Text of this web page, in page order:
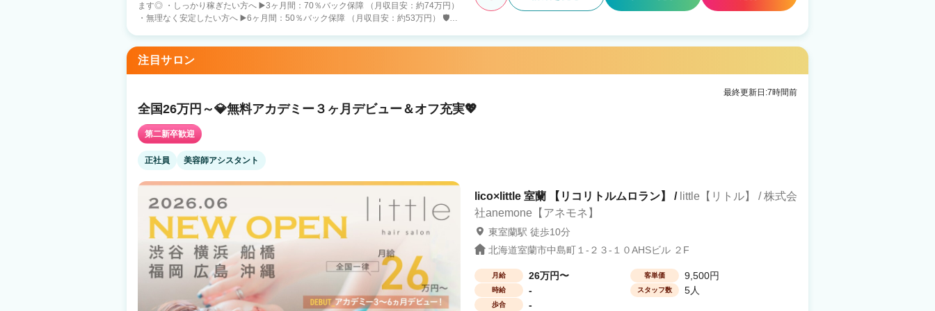
ます◎ ・しっかり稼ぎたい方へ ▶️3ヶ月間：70％バック保障 （月収目安：約74万円）
・無理なく安定したい方へ ▶️6ヶ月間：50％バック保障 （月収目安：約53万円） 🛡️入
選べる安心サポート✨ 🍀安心の報酬保証🍀 フリー：40％バック 指名 ：50％バック
面貸 ：60％バック 総売上100万（税込）超えると報酬5％UP 100万超えるスタッフ
でボーナスまたは社員旅行制度アリ（韓国予定） 💠お休み 【自由出勤】です♪ ・月６
日 👉 しっかり収入を得たい方 ・月10日 👉 プライベートとのバランスを重視してい
る方 ・月15日 👉 自分らしいペースで安定して働きたい方 ➡️人生をより豊かにできる
環境を整えております🤝 🔄️正社員 ⇔ 業務委託 切り替えOK ✔️まずは正社員で安定 ✔️
慣れたら業務委託に挑戦 ➡️ライフステージが変わっても続けられます 📩【オンライン
でもOK】【履歴書不要】 まずは見学・ご相談だけでもOK！ お気軽にご応募ください
✨ 無理なく、でもちゃんと稼げる。 そんな働き方を探している方へ。 little【リトル】
注目サロン
最終更新日:7時間前
全国26万円～💎無料アカデミー３ヶ月デビュー＆オフ充実💖
第二新卒歓迎
正社員 美容師アシスタント
lico×little 室蘭 【リコリトルムロラン】 / little【リトル】 / 株式会
社anemone【アネモネ】
東室蘭駅 徒歩10分
北海道室蘭市中島町１-２３-１０AHSビル ２F
月給 26万円〜 客単価 9,500円
時給 - スタッフ数 5人
歩合 -